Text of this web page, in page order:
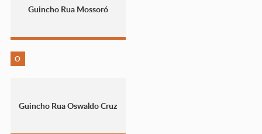
Guincho Rua Mossoró
O
Guincho Rua Oswaldo Cruz